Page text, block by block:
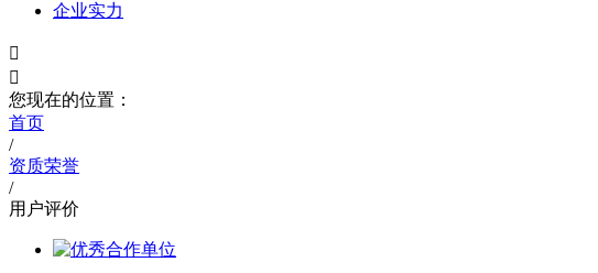
企业实力


您现在的位置：
首页
/
资质荣誉
/
用户评价